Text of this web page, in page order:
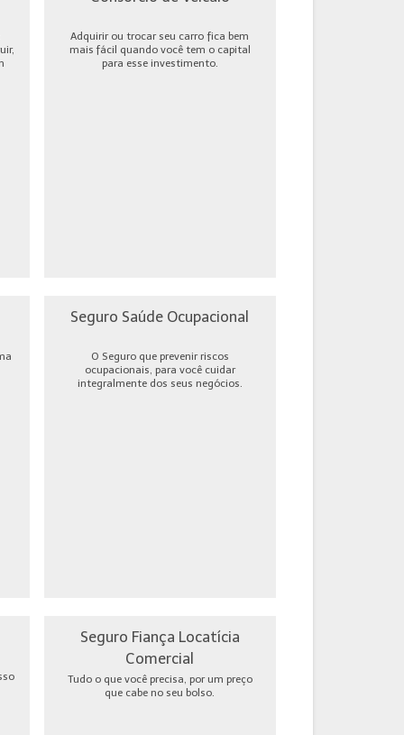
Adquirir ou trocar seu carro fica bem
mais fácil quando você tem o capital
para esse investimento.
Seguro Saúde Ocupacional
O Seguro que prevenir riscos
ocupacionais, para você cuidar
integralmente dos seus negócios.
Seguro Fiança Locatícia
Comercial
Tudo o que você precisa, por um preço
que cabe no seu bolso.